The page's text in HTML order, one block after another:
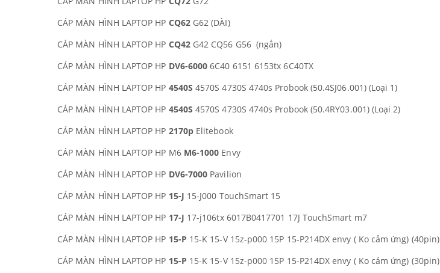
CÁP MÀN HÌNH LAPTOP HP CQ62G62 (DÀI)
CÁP MÀN HÌNH LAPTOP HP CQ42G42 CQ56 G56 (ngắn)
CÁP MÀN HÌNH LAPTOP HP DV6-6000 6C40 6151 6153tx 6C40TX
CÁP MÀN HÌNH LAPTOP HP 4540S 4570S 4730S 4740s Probook (50.4SJ06.001) (Loại 1)
CÁP MÀN HÌNH LAPTOP HP 4540S 4570S 4730S 4740s Probook (50.4RY03.001) (Loại 2)
CÁP MÀN HÌNH LAPTOP HP 2170pElitebook
CÁP MÀN HÌNH LAPTOP HP M6 M6-1000 Envy
CÁP MÀN HÌNH LAPTOP HP DV6-7000 Pavilion
CÁP MÀN HÌNH LAPTOP HP 15-J 15-J000 TouchSmart 15
CÁP MÀN HÌNH LAPTOP HP 17-J 17-j106tx 6017B0417701 17J TouchSmart m7
CÁP MÀN HÌNH LAPTOP HP 15-P 15-K 15-V 15z-p000 15P 15-P214DX envy ( Ko cảm ứng) (40pin)
CÁP MÀN HÌNH LAPTOP HP 15-P 15-K 15-V 15z-p000 15P 15-P214DX envy ( Ko cảm ứng) (30pin)